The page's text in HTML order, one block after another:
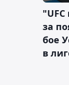
за
бое
в